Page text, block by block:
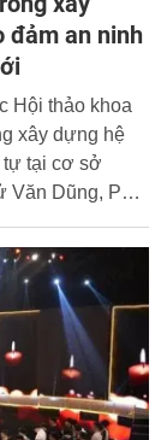
đảm an ninh
Hội thảo khoa
xây dựng hệ
tự tại cơ sở
Văn Dũng, Phó